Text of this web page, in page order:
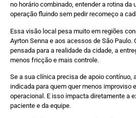
no horário combinado, entender a rotina da
operação fluindo sem pedir recomeço a
Essa visão local pesa muito em regiões
Ayrton Senna e aos acessos de São Paulo.
pensada para a realidade da cidade, a
menos fricção e mais controle.
Se a sua clínica precisa de apoio contínuo,
indicada para quem quer menos improviso
operacional. E isso impacta diretamente a
paciente e da equipe.